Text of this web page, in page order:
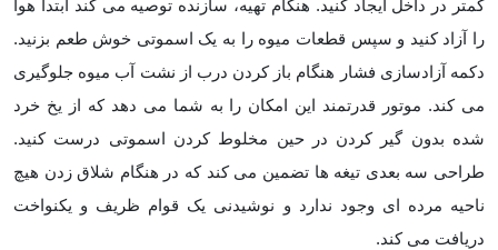
کمتر در داخل ایجاد کنید. هنگام تهیه، سازنده توصیه می کند ابتدا هوا
را آزاد کنید و سپس قطعات میوه را به یک اسموتی خوش طعم بزنید.
دکمه آزادسازی فشار هنگام باز کردن درب از نشت آب میوه جلوگیری
می کند. موتور قدرتمند این امکان را به شما می دهد که از یخ خرد
شده بدون گیر کردن در حین مخلوط کردن اسموتی درست کنید.
طراحی سه بعدی تیغه ها تضمین می کند که در هنگام شلاق زدن هیچ
ناحیه مرده ای وجود ندارد و نوشیدنی یک قوام ظریف و یکنواخت
دریافت می کند.